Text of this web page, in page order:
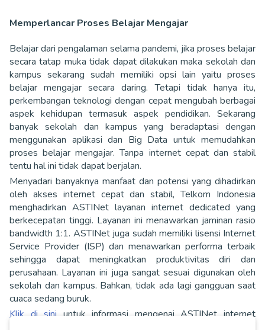
Memperlancar Proses Belajar Mengajar
Belajar dari pengalaman selama pandemi, jika proses belajar
secara tatap muka tidak dapat dilakukan maka sekolah dan
kampus sekarang sudah memiliki opsi lain yaitu proses
belajar mengajar secara daring. Tetapi tidak hanya itu,
perkembangan teknologi dengan cepat mengubah berbagai
aspek kehidupan termasuk aspek pendidikan. Sekarang
banyak sekolah dan kampus yang beradaptasi dengan
menggunakan aplikasi dan Big Data untuk memudahkan
proses belajar mengajar. Tanpa internet cepat dan stabil
tentu hal ini tidak dapat berjalan.
Menyadari banyaknya manfaat dan potensi yang dihadirkan
oleh akses internet cepat dan stabil, Telkom Indonesia
menghadirkan ASTINet layanan internet dedicated yang
berkecepatan tinggi. Layanan ini menawarkan jaminan rasio
bandwidth 1:1. ASTINet juga sudah memiliki lisensi Internet
Service Provider (ISP) dan menawarkan performa terbaik
sehingga dapat meningkatkan produktivitas diri dan
perusahaan. Layanan ini juga sangat sesuai digunakan oleh
sekolah dan kampus. Bahkan, tidak ada lagi gangguan saat
cuaca sedang buruk.
Klik di sini untuk informasi mengenai ASTINet internet